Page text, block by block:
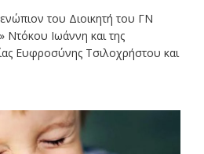
του Διοικητή του ΓΝ
Ντόκου Ιωάννη και της
Ευφροσύνης Τσιλοχρήστου και